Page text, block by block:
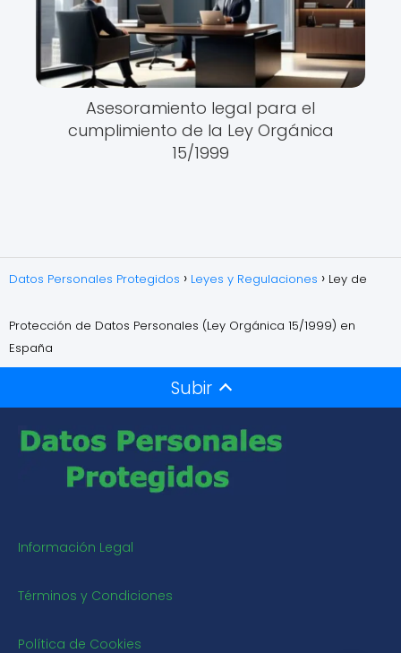
Asesoramiento legal para el
cumplimiento de la Ley Orgánica
15/1999
Datos Personales Protegidos Leyes y Regulaciones Ley de
Protección de Datos Personales (Ley Orgánica 15/1999) en
España
Subir
Información Legal
Términos y Condiciones
Política de Cookies